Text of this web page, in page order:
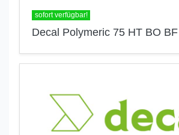
sofort verfügbar!
Decal Polymeric 75 HT BO BF